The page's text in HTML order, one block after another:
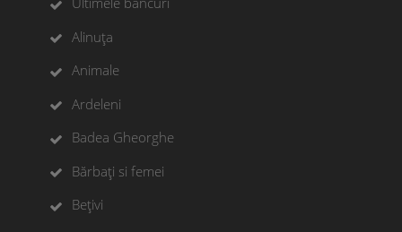
Alinuța
Animale
Ardeleni
Badea Gheorghe
Bărbați si femei
Bețivi